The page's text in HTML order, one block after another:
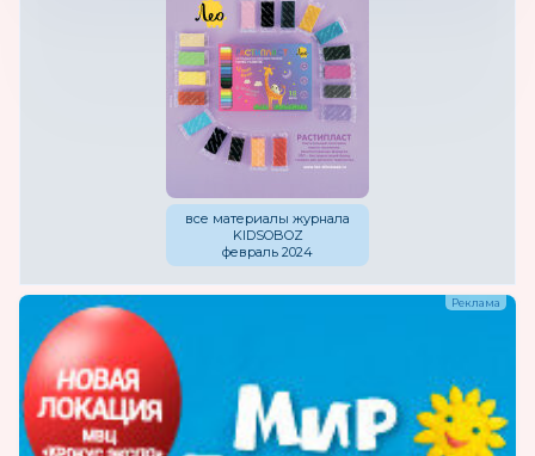
все материалы журнала
KIDSOBOZ
февраль 2024